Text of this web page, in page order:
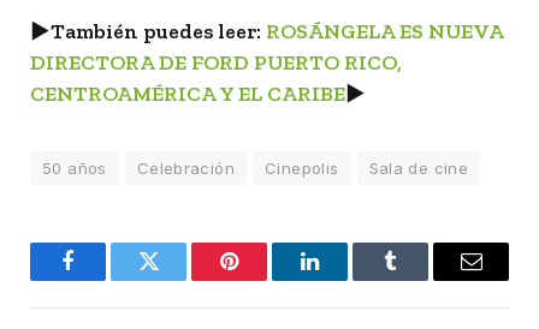
►También puedes leer: ROSÁNGELA ES NUEVA
DIRECTORA DE FORD PUERTO RICO,
CENTROAMÉRICA Y EL CARIBE►
50 años Celebración Cinepolis Sala de cine
FacebookTwitter Pinterest LinkedInTumblr Email